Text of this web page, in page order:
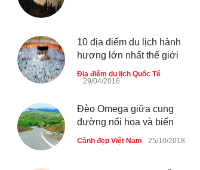
10 địa điểm du lịch hành
hương lớn nhất thế giới
Địa điểm du lịch Quốc Tế
29/04/2016
Đèo Omega giữa cung
đường nối hoa và biển
Cảnh đẹp Việt Nam 25/10/2018